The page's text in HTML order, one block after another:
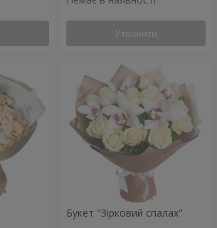
Уточнити
Букет "Зірковий спалах"